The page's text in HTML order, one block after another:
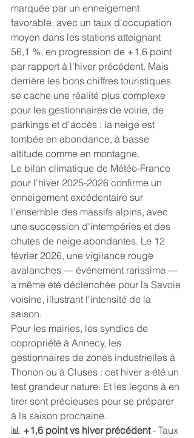
marquée par un enneigement
favorable, avec un taux d'occupation
moyen dans les stations atteignant
56,1 %, en progression de +1,6 point
par rapport à l'hiver précédent. Mais
derrière les bons chiffres touristiques
se cache une réalité plus complexe
pour les gestionnaires de voirie, de
parkings et d'accès : la neige est
tombée en abondance, à basse
altitude comme en montagne.
Le bilan climatique de Météo-France
pour l'hiver 2025-2026 confirme un
enneigement excédentaire sur
l'ensemble des massifs alpins, avec
une succession d'intempéries et des
chutes de neige abondantes. Le 12
février 2026, une vigilance rouge
avalanches — événement rarissime —
a même été déclenchée pour la Savoie
voisine, illustrant l'intensité de la
saison.
Pour les mairies, les syndics de
copropriété à Annecy, les
gestionnaires de zones industrielles à
Thonon ou à Cluses : cet hiver a été un
test grandeur nature. Et les leçons à en
tirer sont précieuses pour se préparer
à la saison prochaine.
📊 +1,6 point vs hiver précédent - Taux